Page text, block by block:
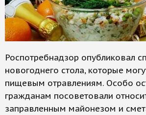
Роспотребнадзор опубликовал
новогоднего стола, которые
пищевым отравлениям. Особо
гражданам посоветовали
заправленным майонезом и